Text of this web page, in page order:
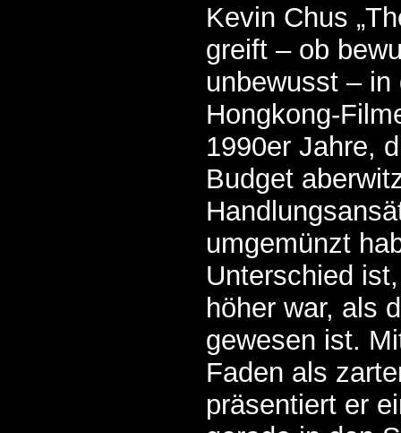
Kevin Chus
greift – ob
unbewusst – in
Hongkong-
1990er Jahre,
Budget
umgemünzt
Unterschied
höher war, als
gewesen ist.
Faden als
präsentiert er